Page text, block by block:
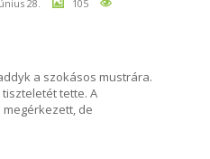
28.
105
a szokásos mustrára.
tette. A
de